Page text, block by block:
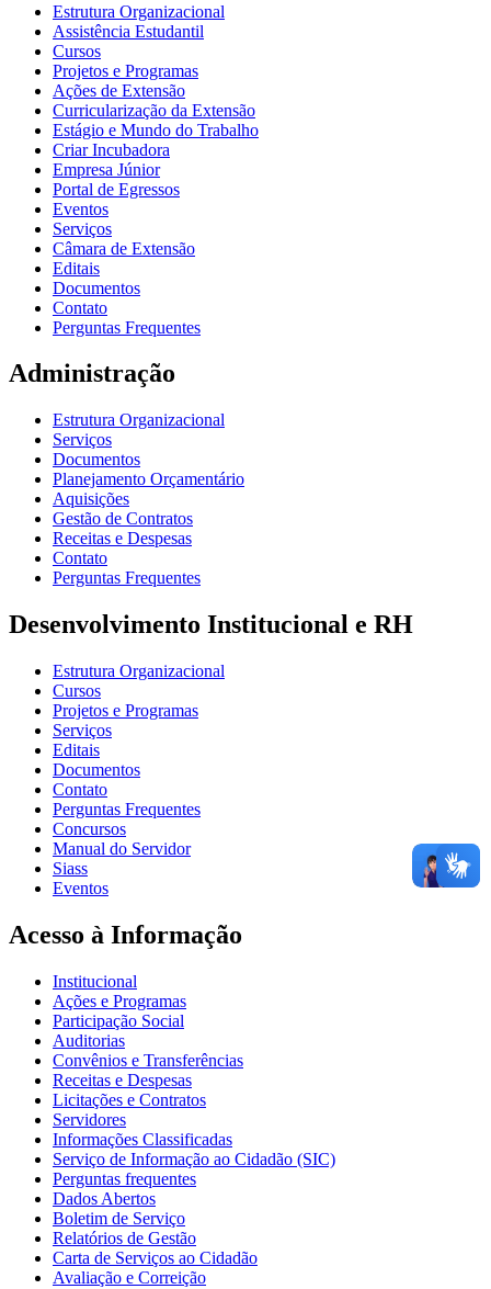
Estrutura Organizacional
Assistência Estudantil
Cursos
Projetos e Programas
Ações de Extensão
Curricularização da Extensão
Estágio e Mundo do Trabalho
Criar Incubadora
Empresa Júnior
Portal de Egressos
Eventos
Serviços
Câmara de Extensão
Editais
Documentos
Contato
Perguntas Frequentes
Administração
Estrutura Organizacional
Serviços
Documentos
Planejamento Orçamentário
Aquisições
Gestão de Contratos
Receitas e Despesas
Contato
Perguntas Frequentes
Desenvolvimento Institucional e RH
Estrutura Organizacional
Cursos
Projetos e Programas
Serviços
Editais
Documentos
Contato
Perguntas Frequentes
Concursos
Manual do Servidor
Siass
Eventos
Acesso à Informação
Institucional
Ações e Programas
Participação Social
Auditorias
Convênios e Transferências
Receitas e Despesas
Licitações e Contratos
Servidores
Informações Classificadas
Serviço de Informação ao Cidadão (SIC)
Perguntas frequentes
Dados Abertos
Boletim de Serviço
Relatórios de Gestão
Carta de Serviços ao Cidadão
Avaliação e Correição